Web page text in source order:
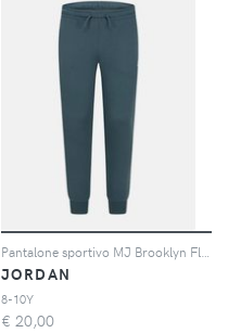
JORDAN
8-10Y
€ 20,00